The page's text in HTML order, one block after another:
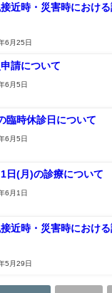
近時・災害時におけ
6月25日
申請について
6月5日
臨時休診日について
6月5日
1日(月)の診療について
6月1日
近時・災害時におけ
5月29日